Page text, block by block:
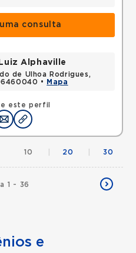
consulta
este perfil
Alphaville
de Ulhoa Rodrigues,
•
Mapa
1 - 36
10 20 30
e